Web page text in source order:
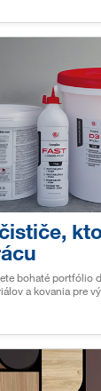
bohaté portfólio
a kovania pre